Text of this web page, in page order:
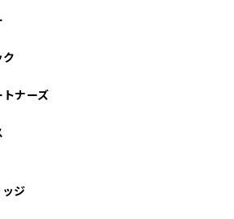
ナーズ
ジ